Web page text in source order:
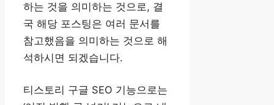
하는 것을 의미하는 것으로, 결
국 해당 포스팅은 여러 문서를
참고했음을 의미하는 것으로 해
석하시면 되겠습니다.
티스토리 구글 SEO 기능으로는